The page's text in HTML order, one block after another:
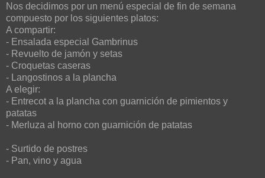
Nos decidimos por un menú especial de fin de semana
compuesto por los siguientes platos:
A compartir:
- Ensalada especial Gambrinus
- Revuelto de jamón y setas
- Croquetas caseras
- Langostinos a la plancha
A elegir:
- Entrecot a la plancha con guarnición de pimientos y
patatas
- Merluza al horno con guarnición de patatas
- Surtido de postres
- Pan, vino y agua